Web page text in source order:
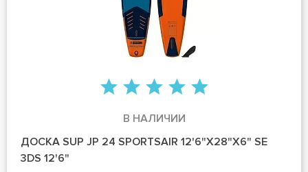
В НАЛИЧИИ
ДОСКА SUP JP 24 SPORTSAIR 12'6"X28"X6" SE
3DS 12'6"